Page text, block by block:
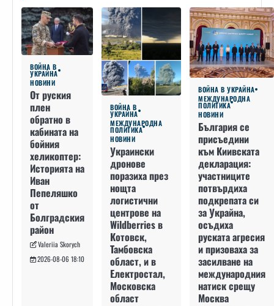
ВОЙНА В
УКРАЙНА
НОВИНИ
От руския
плен
обратно в
кабината на
бойния
хеликоптер:
Историята на
Иван
Пепеляшко
от
Болградския
район
Valeriia Skorych
2026-08-06 18:10
ВОЙНА В
УКРАЙНА
МЕЖДУНАРОДНА
ПОЛИТИКА
НОВИНИ
Украински
дронове
поразиха през
нощта
логистични
центрове на
Wildberries в
Котовск,
Тамбовска
област, и в
Електростал,
Московска
област
ВОЙНА В УКРАЙНА
МЕЖДУНАРОДНА
ПОЛИТИКА
НОВИНИ
България се
присъедини
към Киивската
декларация:
участниците
потвърдиха
подкрепата си
за Украйна,
осъдиха
руската агресия
и призоваха за
засилване на
международния
натиск срещу
Москва